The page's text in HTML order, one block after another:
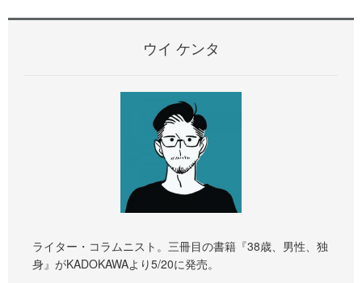
ウイ ケンタ
ライター・コラムニスト。三冊目の書籍『38歳、男性、独
身』がKADOKAWAより5/20に発売。